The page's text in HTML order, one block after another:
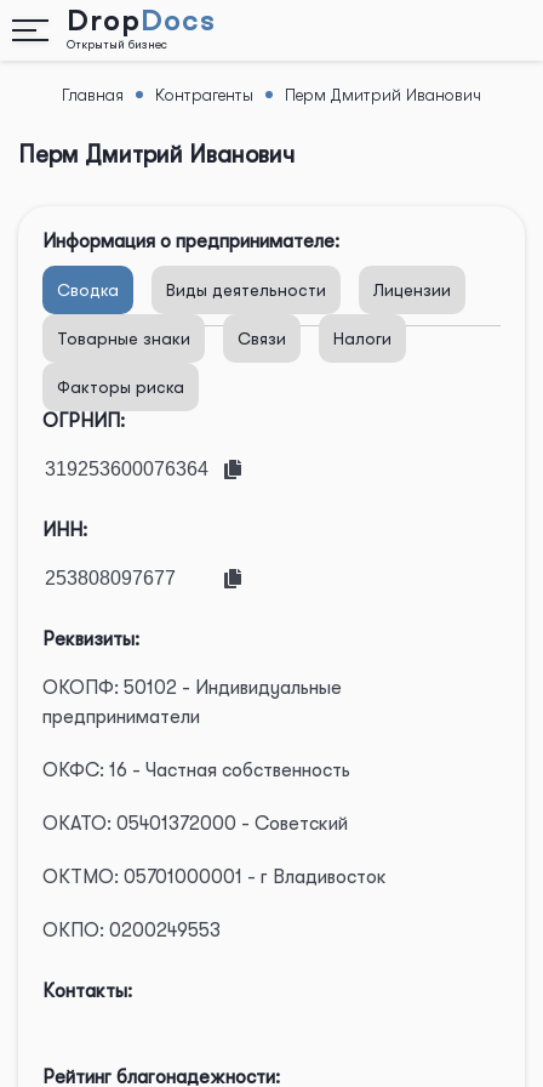
DropDocs
Открытый бизнес
Назад
Главная Контрагенты Перм Дмитрий Иванович
Перм Дмитрий Иванович
Информация о предпринимателе:
Сводка Виды деятельности Лицензии
Товарные знаки Связи Налоги
Факторы риска
ОГРНИП:
ИНН:
Реквизиты:
ОКОПФ: 50102 - Индивидуальные
предприниматели
ОКФС: 16 - Частная собственность
ОКАТО: 05401372000 - Советский
ОКТМО: 05701000001 - г Владивосток
ОКПО: 0200249553
Контакты:
Рейтинг благонадежности: